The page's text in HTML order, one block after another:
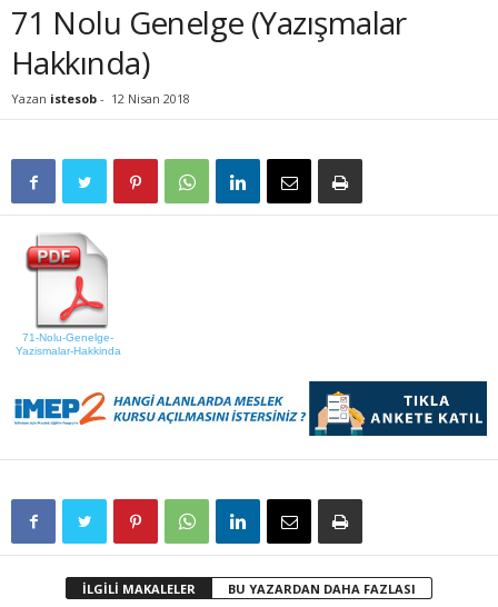
71 Nolu Genelge (Yazışmalar
Hakkında)
Yazan istesob - 12 Nisan 2018
71-Nolu-Genelge-
Yazismalar-Hakkinda
İLGİLİ MAKALELER BU YAZARDAN DAHA FAZLASI